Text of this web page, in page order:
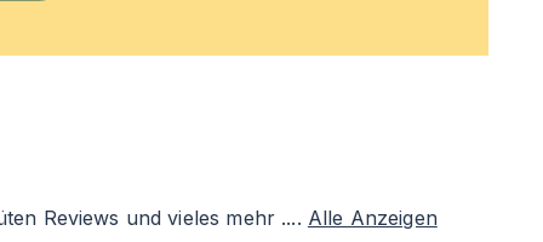
Reviews und vieles mehr .... Alle Anzeigen